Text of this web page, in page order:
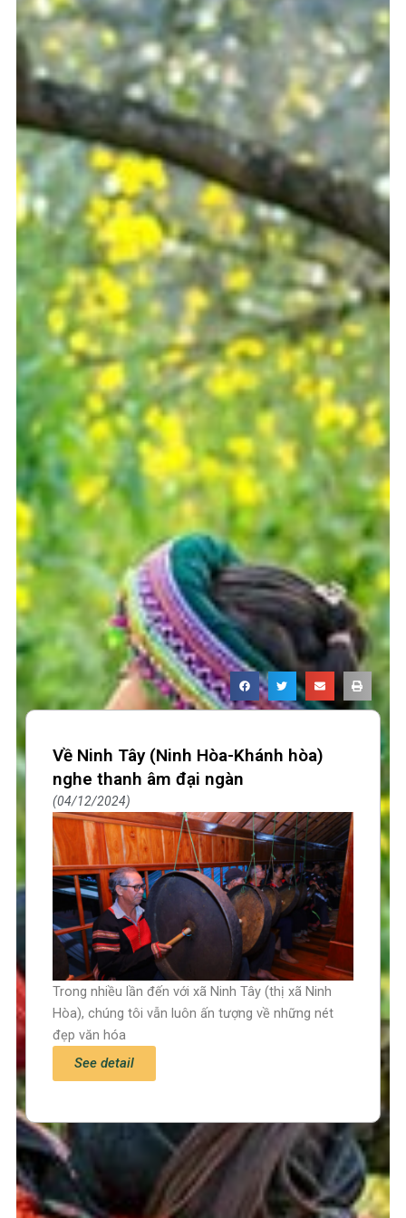
Trang chủ
Tin tức – Sự kiện
Về Ninh Tây (Ninh Hòa-Khánh hòa)
nghe thanh âm đại ngàn
04/12/2024
Trong nhiều lần đến với xã Ninh Tây (thị xã Ninh
Hòa), chúng tôi vẫn luôn ấn tượng về những nét
đẹp văn hóa
See detail